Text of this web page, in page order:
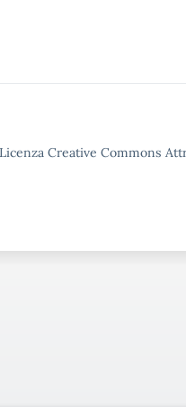
Creative Commons